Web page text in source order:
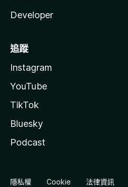
Developer
追蹤
Instagram
YouTube
TikTok
Bluesky
Podcast
隱私權 Cookie 法律資訊